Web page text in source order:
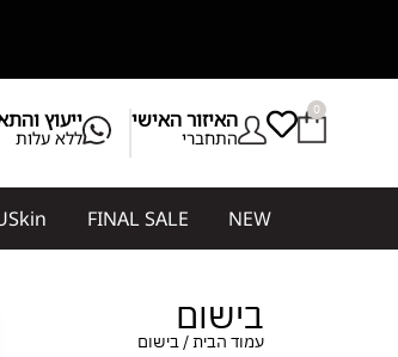
0 האיזור האישי
התחברי
ייעוץ
ללא עלות
NEW
FINAL SALE
בישום
עמוד הבית/ בישום